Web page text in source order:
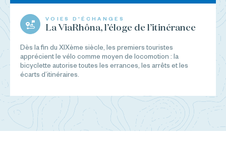
VOIES D'ÉCHANGES
La ViaRhôna, l’éloge de l’itinérance
Dès la fin du XIXème siècle, les premiers touristes
apprécient le vélo comme moyen de locomotion : la
bicyclette autorise toutes les errances, les arrêts et les
écarts d’itinéraires.